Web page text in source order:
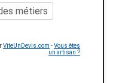
métiers
ViteUnDevis.com -Vous êtes
un artisan ?